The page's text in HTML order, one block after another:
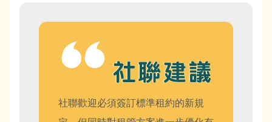
社聯歡迎必須簽訂標準租約的新規